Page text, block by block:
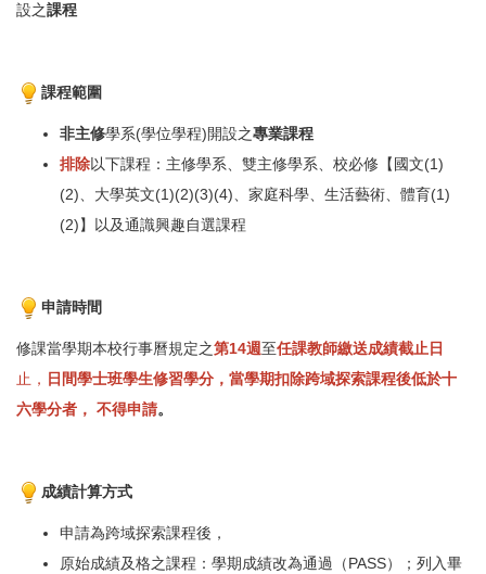
設之課程
課程範圍
非主修學系(學位學程)開設之專業課程
排除以下課程：主修學系、雙主修學系、校必修【國文(1)
(2)、大學英文(1)(2)(3)(4)、家庭科學、生活藝術、體育(1)
(2)】以及通識興趣自選課程
申請時間
修課當學期本校行事曆規定之第14週至任課教師繳送成績截止日
止， 日間學士班學生修習學分，當學期扣除跨域探索課程後低於十
六學分者， 不得申請。
成績計算方式
申請為跨域探索課程後，
原始成績及格之課程：學期成績改為通過（PASS）；列入畢